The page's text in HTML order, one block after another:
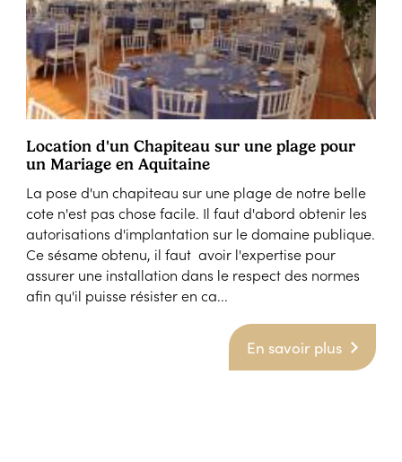
Location d'un Chapiteau sur une plage pour
un Mariage en Aquitaine
La pose d'un chapiteau sur une plage de notre belle
cote n'est pas chose facile. Il faut d'abord obtenir les
autorisations d'implantation sur le domaine publique.
Ce sésame obtenu, il faut avoir l'expertise pour
assurer une installation dans le respect des normes
afin qu'il puisse résister en ca...
En savoir plus